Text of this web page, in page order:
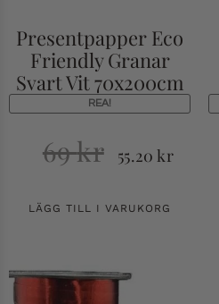
Presentpapper Eco
Friendly Granar
Svart Vit 70x200cm
REA!
69kr 55.20kr
LÄGG TILL I VARUKORG